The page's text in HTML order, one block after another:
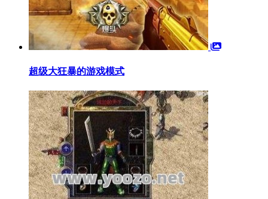
超级大狂暴的游戏模式